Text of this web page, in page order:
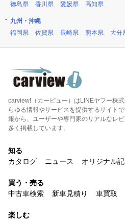
徳島県
香川県 愛媛県 高知県
九州・沖縄
福岡県
佐賀県 長崎県 熊本県 大分
carview!（カービュー）はLINEヤフー株
らゆる情報やサービスを提供するサイト
報から、ユーザーや専門家のリアルなレ
多く掲載しています。
知る
カタログ
ニュース オリジナル
買う・売る
中古車検索
新車見積り 車買取
楽しむ